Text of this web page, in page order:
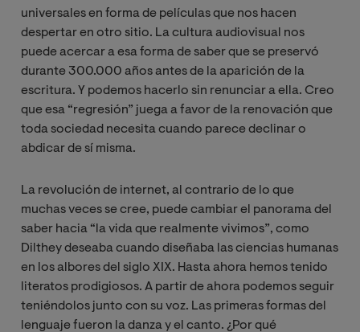
universales en forma de películas que nos hacen
despertar en otro sitio. La cultura audiovisual nos
puede acercar a esa forma de saber que se preservó
durante 300.000 años antes de la aparición de la
escritura. Y podemos hacerlo sin renunciar a ella. Creo
que esa “regresión” juega a favor de la renovación que
toda sociedad necesita cuando parece declinar o
abdicar de sí misma.
La revolución de internet, al contrario de lo que
muchas veces se cree, puede cambiar el panorama del
saber hacia “la vida que realmente vivimos”, como
Dilthey deseaba cuando diseñaba las ciencias humanas
en los albores del siglo XIX. Hasta ahora hemos tenido
literatos prodigiosos. A partir de ahora podemos seguir
teniéndolos junto con su voz. Las primeras formas del
lenguaje fueron la danza y el canto. ¿Por qué